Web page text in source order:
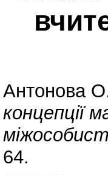
Антонова
концепції
64.